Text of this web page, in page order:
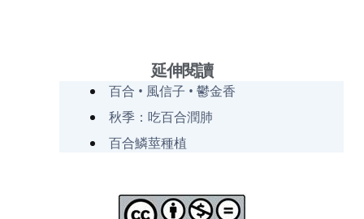
延伸閱讀
百合 • 風信子 • 鬱金香
秋季：吃百合潤肺
百合鱗莖種植